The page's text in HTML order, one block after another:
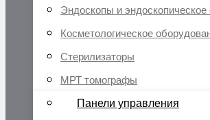
Эндоскопы и
Косметологическое
Стерилизаторы
МРТ томографы
Панели управления